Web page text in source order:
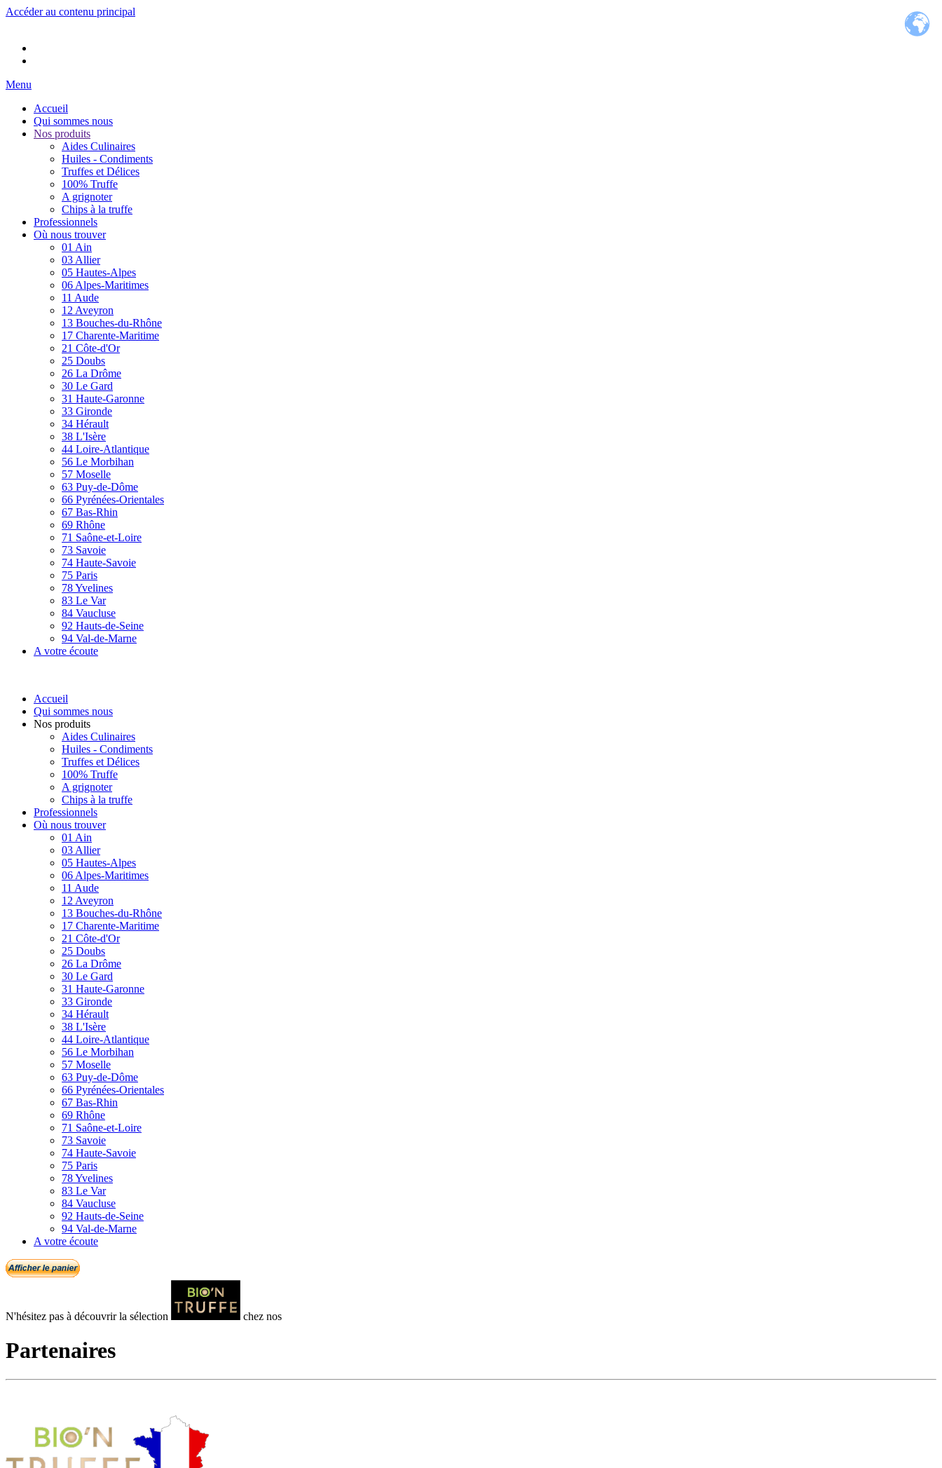
Accéder au contenu principal
Menu
Accueil
Qui sommes nous
Nos produits
Aides Culinaires
Huiles - Condiments
Truffes et Délices
100% Truffe
A grignoter
Chips à la truffe
Professionnels
Où nous trouver
01 Ain
03 Allier
05 Hautes-Alpes
06 Alpes-Maritimes
11 Aude
12 Aveyron
13 Bouches-du-Rhône
17 Charente-Maritime
21 Côte-d'Or
25 Doubs
26 La Drôme
30 Le Gard
31 Haute-Garonne
33 Gironde
34 Hérault
38 L'Isère
44 Loire-Atlantique
56 Le Morbihan
57 Moselle
63 Puy-de-Dôme
66 Pyrénées-Orientales
67 Bas-Rhin
69 Rhône
71 Saône-et-Loire
73 Savoie
74 Haute-Savoie
75 Paris
78 Yvelines
83 Le Var
84 Vaucluse
92 Hauts-de-Seine
94 Val-de-Marne
A votre écoute
Accueil
Qui sommes nous
Nos produits
Aides Culinaires
Huiles - Condiments
Truffes et Délices
100% Truffe
A grignoter
Chips à la truffe
Professionnels
Où nous trouver
01 Ain
03 Allier
05 Hautes-Alpes
06 Alpes-Maritimes
11 Aude
12 Aveyron
13 Bouches-du-Rhône
17 Charente-Maritime
21 Côte-d'Or
25 Doubs
26 La Drôme
30 Le Gard
31 Haute-Garonne
33 Gironde
34 Hérault
38 L'Isère
44 Loire-Atlantique
56 Le Morbihan
57 Moselle
63 Puy-de-Dôme
66 Pyrénées-Orientales
67 Bas-Rhin
69 Rhône
71 Saône-et-Loire
73 Savoie
74 Haute-Savoie
75 Paris
78 Yvelines
83 Le Var
84 Vaucluse
92 Hauts-de-Seine
94 Val-de-Marne
A votre écoute
N'hésitez pas à découvrir la sélection chez nos
Partenaires